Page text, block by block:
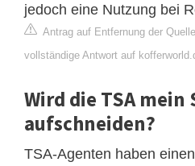
jedoch eine Nutzung bei
Antrag auf Entfernung der Quelle
vollständige Antwort auf
Wird die TSA mein
aufschneiden?
TSA-Agenten haben